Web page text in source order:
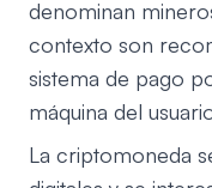
denominan
contexto son
sistema de pago
máquina del
La criptomoneda